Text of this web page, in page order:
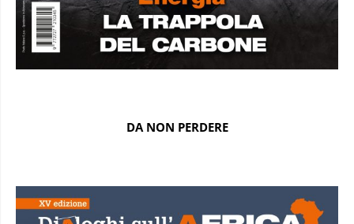
DA NON PERDERE